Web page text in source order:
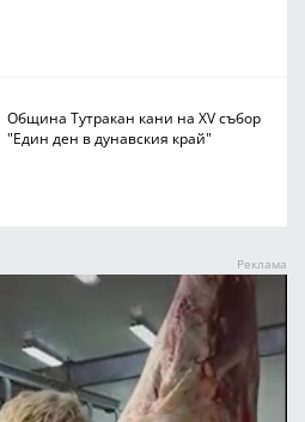
Община Тутракан кани на XV събор
"Един ден в дунавския край"